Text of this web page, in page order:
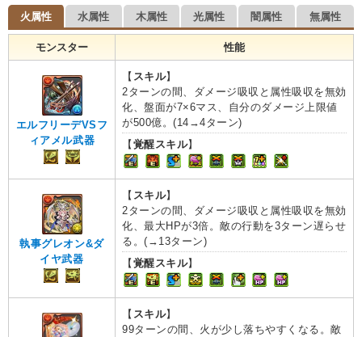
火属性 水属性 木属性 光属性 闇属性 無属性
モンスター 性能
エルフリーデVSフ
ィアメル武器
【 スキル】
2ターンの間、ダメージ吸収と属性吸収を無効
化、盤面が7×6マス、自分のダメージ上限値
が500億。(14→4ターン)
【覚醒スキル】
執事グレオン&ダ
イヤ武器
【 スキル】
2ターンの間、ダメージ吸収と属性吸収を無効
化、最大HPが3倍。敵の行動を3ターン遅らせ
る。(→13ターン)
【覚醒スキル】
【 スキル】
99ターンの間、火が少し落ちやすくなる。敵